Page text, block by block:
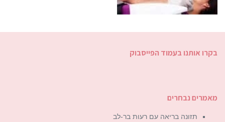
בקרו אותנו בעמוד הפייסבוק
מאמרים נבחרים
תזונה בריאה עם רעות בר-לב